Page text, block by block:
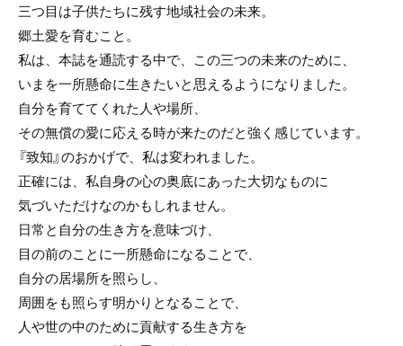
三つ目は子供たちに残す地域社会の未来。
郷土愛を育むこと。
私は、本誌を通読する中で、この三つの未来のために、
いまを一所懸命に生きたいと思えるようになりました。
自分を育ててくれた人や場所、
その無償の愛に応える時が来たのだと強く感じています。
『致知』のおかげで、私は変われました。
正確には、私自身の心の奥底にあった大切なものに
気づいただけなのかもしれません。
日常と自分の生き方を意味づけ、
目の前のことに一所懸命になることで、
自分の居場所を照らし、
周囲をも照らす明かりとなることで、
人や世の中のために貢献する生き方を